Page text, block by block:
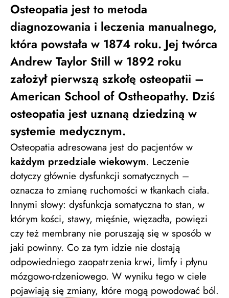
Osteopatia jest to metoda
diagnozowania i leczenia manualnego,
która powstała w 1874 roku. Jej twórca
Andrew Taylor Still w 1892 roku
założył pierwszą szkołę osteopatii –
American School of Ostheopathy. Dziś
osteopatia jest uznaną dziedziną w
systemie medycznym.
Osteopatia adresowana jest do pacjentów w
każdym przedziale wiekowym. Leczenie
dotyczy głównie dysfunkcji somatycznych –
oznacza to zmianę ruchomości w tkankach ciała.
Innymi słowy: dysfunkcja somatyczna to stan, w
którym kości, stawy, mięśnie, więzadła, powięzi
czy też membrany nie poruszają się w sposób w
jaki powinny. Co za tym idzie nie dostają
odpowiedniego zaopatrzenia krwi, limfy i płynu
mózgowo-rdzeniowego. W wyniku tego w ciele
pojawiają się zmiany, które mogą powodować ból.